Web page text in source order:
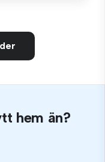
hem än?